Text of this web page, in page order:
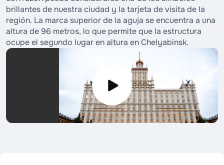
brillantes de nuestra ciudad y la tarjeta de visita de la
región. La marca superior de la aguja se encuentra a una
altura de 96 metros, lo que permite que la estructura
ocupe el segundo lugar en altura en Chelyabinsk.